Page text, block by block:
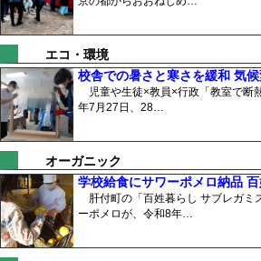
エコ・環境
校舎での暑さと寒さを緩和 気
児童や生徒×教員×行政「教室で断
年7月27日、28…
オーガニック
学校給食にサワーポメロ納品
肝付町の「百姓暮らし サブレガミ
ーポメロが、令和8年…